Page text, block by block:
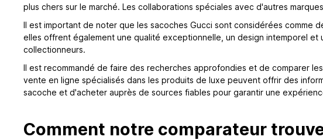
plus chers sur le marché. Les collaborations spéciales avec d'autres
Il est important de noter que les sacoches Gucci sont considérées comme
elles offrent également une qualité exceptionnelle, un design intemporel
collectionneurs.
Il est recommandé de faire des recherches approfondies et de comparer
vente en ligne spécialisés dans les produits de luxe peuvent offrir des
sacoche et d'acheter auprès de sources fiables pour garantir une
Comment notre comparateur